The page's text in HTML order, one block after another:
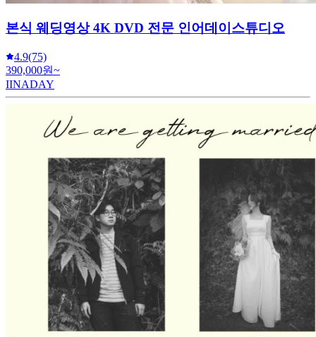
본식 웨딩영상 4K DVD 전문 인어데이스튜디오
4.9(75)
390,000원~
IINADAY